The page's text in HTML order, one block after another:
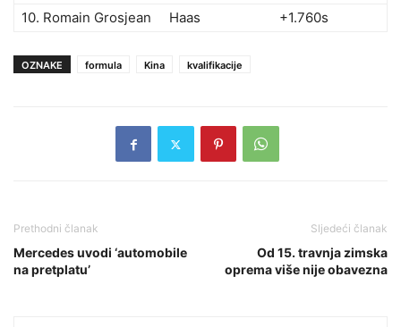
10. Romain Grosjean Haas +1.760s
OZNAKE formula Kina kvalifikacije
Prethodni članak
Mercedes uvodi ‘automobile
na pretplatu’
Sljedeći članak
Od 15. travnja zimska
oprema više nije obavezna